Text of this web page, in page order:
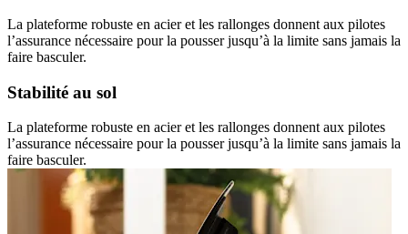
La plateforme robuste en acier et les rallonges donnent aux pilotes
l’assurance nécessaire pour la pousser jusqu’à la limite sans jamais la
faire basculer.
Stabilité au sol
La plateforme robuste en acier et les rallonges donnent aux pilotes
l’assurance nécessaire pour la pousser jusqu’à la limite sans jamais la
faire basculer.